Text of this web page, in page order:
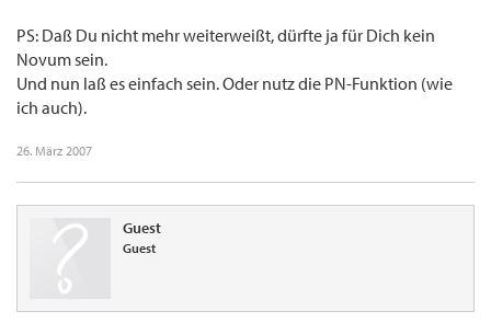
PS: Daß Du nicht mehr weiterweißt, dürfte ja für Dich kein
Novum sein.
Und nun laß es einfach sein. Oder nutz die PN-Funktion (wie
ich auch).
26. März 2007
Guest
Guest